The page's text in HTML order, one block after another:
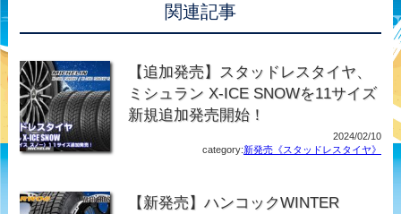
関連記事
【追加発売】スタッドレスタイヤ、
ミシュラン X-ICE SNOWを11サイズ
新規追加発売開始！
2024/02/10
category:新発売《スタッドレスタイヤ》
【新発売】ハンコックWINTER